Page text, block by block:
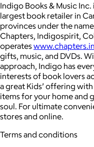
Indigo Books & Music
largest book retailer in
provinces under the
Chapters, Indigospirit,
operates
gifts, music, and DVDs.
approach, Indigo has
interests of book lovers
a great Kids’ offering
items for your home and
soul. For ultimate
stores and online.
Terms and conditions